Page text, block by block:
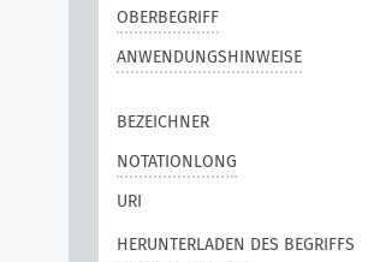
OBERBEGRIFF
ANWENDUNGSHINWEISE
BEZEICHNER
NOTATIONLONG
URI
HERUNTERLADEN DES BEGRIFFS